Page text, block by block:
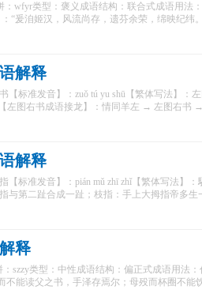
：wfyr类型：褒义成语结构：联合式成语用法
“爰洎姬汉，风流尚存，遗芬余荣，绵映纪纬
解释
【标准发音】：zuǒ tú yu shū【繁体写法】：
左图右书成语接龙】：情同羊左 → 左图右书
解释
【标准发音】：pián mǔ zhī zhǐ【繁体写法】
与第二趾合成一趾；枝指：手上大拇指帝多生
释
：szzy类型：中性成语结构：偏正式成语用法
不能读父之书，手泽存焉尔；母殁而杯圈不能